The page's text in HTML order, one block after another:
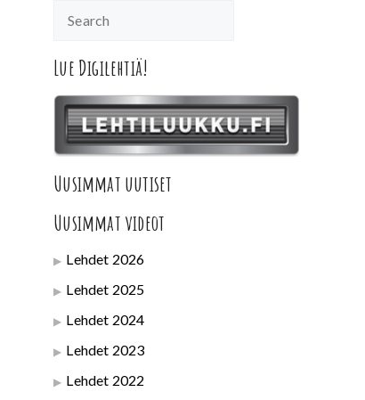
Lue Digilehtiä!
Uusimmat uutiset
Uusimmat videot
Lehdet 2026
Lehdet 2025
Lehdet 2024
Lehdet 2023
Lehdet 2022